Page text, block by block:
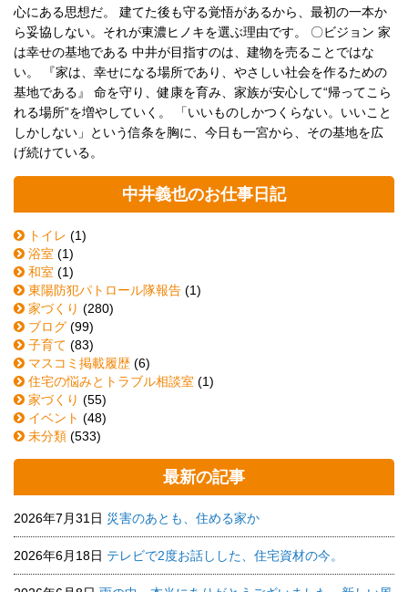
心にある思想だ。 建てた後も守る覚悟があるから、最初の一本か
ら妥協しない。それが東濃ヒノキを選ぶ理由です。 〇ビジョン 家
は幸せの基地である 中井が目指すのは、建物を売ることではな
い。 『家は、幸せになる場所であり、やさしい社会を作るための
基地である』 命を守り、健康を育み、家族が安心して“帰ってこら
れる場所”を増やしていく。 「いいものしかつくらない。いいこと
しかしない」という信条を胸に、今日も一宮から、その基地を広
げ続けている。
中井義也のお仕事日記
トイレ (1)
浴室 (1)
和室 (1)
東陽防犯パトロール隊報告 (1)
家づくり (280)
ブログ (99)
子育て (83)
マスコミ掲載履歴 (6)
住宅の悩みとトラブル相談室 (1)
家づくり (55)
イベント (48)
未分類 (533)
最新の記事
2026年7月31日 災害のあとも、住める家か
2026年6月18日 テレビで2度お話しした、住宅資材の今。